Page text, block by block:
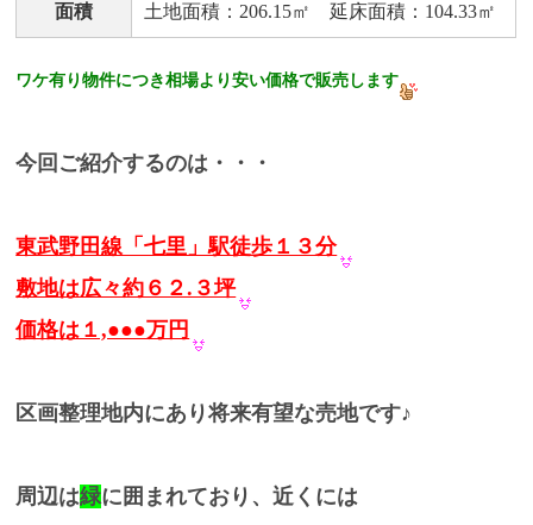
面積 土地面積：206.15㎡ 延床面積：104.33㎡
ワケ有り物件につき相場より安い価格で販売します
今回ご紹介するのは・・・
東武野田線「七里」駅徒歩１３分
敷地は広々約６２.３坪
価格は１,●●●万円
区画整理地内にあり将来有望な売地です♪
周辺は緑に囲まれており、近くには